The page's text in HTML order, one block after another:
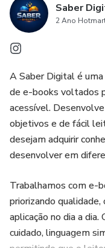
Saber
2 Ano
A Saber Digital é
de e-books voltados
acessível.
objetivos e de fácil
desejam adquirir
desenvolver em
Trabalhamos com e-
priorizando
aplicação no dia a
cuidado, linguagem